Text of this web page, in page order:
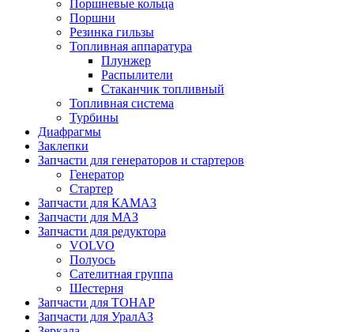
Поршневые кольца
Поршни
Резинка гильзы
Топливная аппаратура
Плунжер
Распылители
Стаканчик топливный
Топливная система
Турбины
Диафрагмы
Заклепки
Запчасти для генераторов и стартеров
Генератор
Стартер
Запчасти для КАМАЗ
Запчасти для МАЗ
Запчасти для редуктора
VOLVO
Полуось
Сателитная группа
Шестерня
Запчасти для ТОНАР
Запчасти для УралАЗ